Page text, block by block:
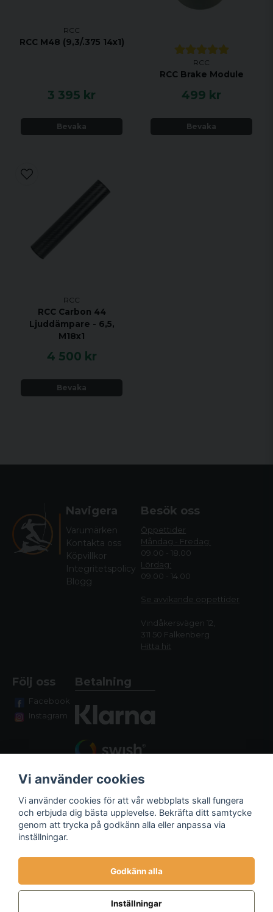
RCC
RCC M48 (9,3/.375 14x1)
3 395 kr
Bevaka
RCC
RCC Brake Module
499 kr
Bevaka
RCC
RCC Carbon 44
Ljuddämpare - 6,5,
M18x1
4 500 kr
Bevaka
Navigera
Varumärken
Kontakta oss
Köpvillkor
Integritetspolicy
Blogg
Besök oss
Öppettider
Måndag - Fredag:
09.00 - 18.00
Lördag:
09.00 - 14.00
Se avvikande öppettider
Vindåkersvägen 12,
311 50 Falkenberg
Hitta hit
Följ oss
Facebook
Instagram
Betalning
Fraktalternativ
Vi använder cookies
Vi använder cookies för att vår webbplats skall fungera
och erbjuda dig bästa upplevelse. Bekräfta ditt samtycke
genom att trycka på godkänn alla eller anpassa via
inställningar.
Godkänn alla
Inställningar